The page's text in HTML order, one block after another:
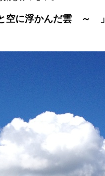
空に浮かんだ雲 ～ 」